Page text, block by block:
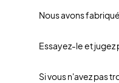
Nous avons
Essayez-le et jugez
Si vous n'avez pas